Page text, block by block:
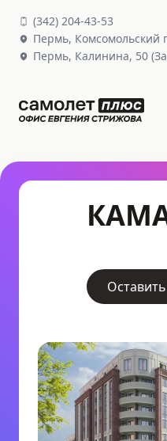
(342) 204-43-53
Пермь, Комсомольский
Пермь, Калинина, 50